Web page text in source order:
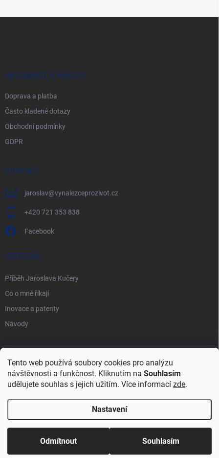
Tento web používá soubory cookies pro analýzu
návštěvnosti a funkčnost. Kliknutím na Souhlasím
udělujete souhlas s jejich užitím. Více informací zde.
Nastavení
Odmítnout Souhlasím
INFORMACE K NÁKUPU
Doprava a platba
Často kladené dotazy
Obchodní podmínky
GDPR
KONTAKT
jaroslav@vynalezceprozivot.cz
+420 721 353 838
Facebook
UŽITEČNÉ
Příběh Jaroslava Kučery
Co o mně říkají
Inovace a patenty
Návody
Vytvořil Shoptet
Copyright 2026Vynálezce pro život. Všechna práva vyhrazena.Upravit